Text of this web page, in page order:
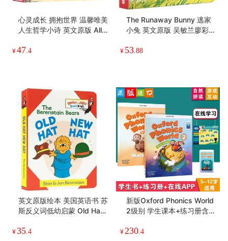
心灵成长 拥抱世界 温馨唯美
人生哲学小诗 英文原版 All t
纽约时报2009年童书插画奖
¥47.4
The Runaway Bunny 逃家
小兔 英文原版 吴敏兰廖彩杏
月亮 儿童启蒙阅读图画书 温
¥ 53.88
英文原版绘本 美国英语书 苏
斯反义词低幼启蒙 Old Hat
撕不破 贝贝熊亲子绘本【纸
¥35.4
新版Oxford Phonics World
2级别 学生课本+练习册含A
儿英语启蒙教材 OPW零基
¥230.4